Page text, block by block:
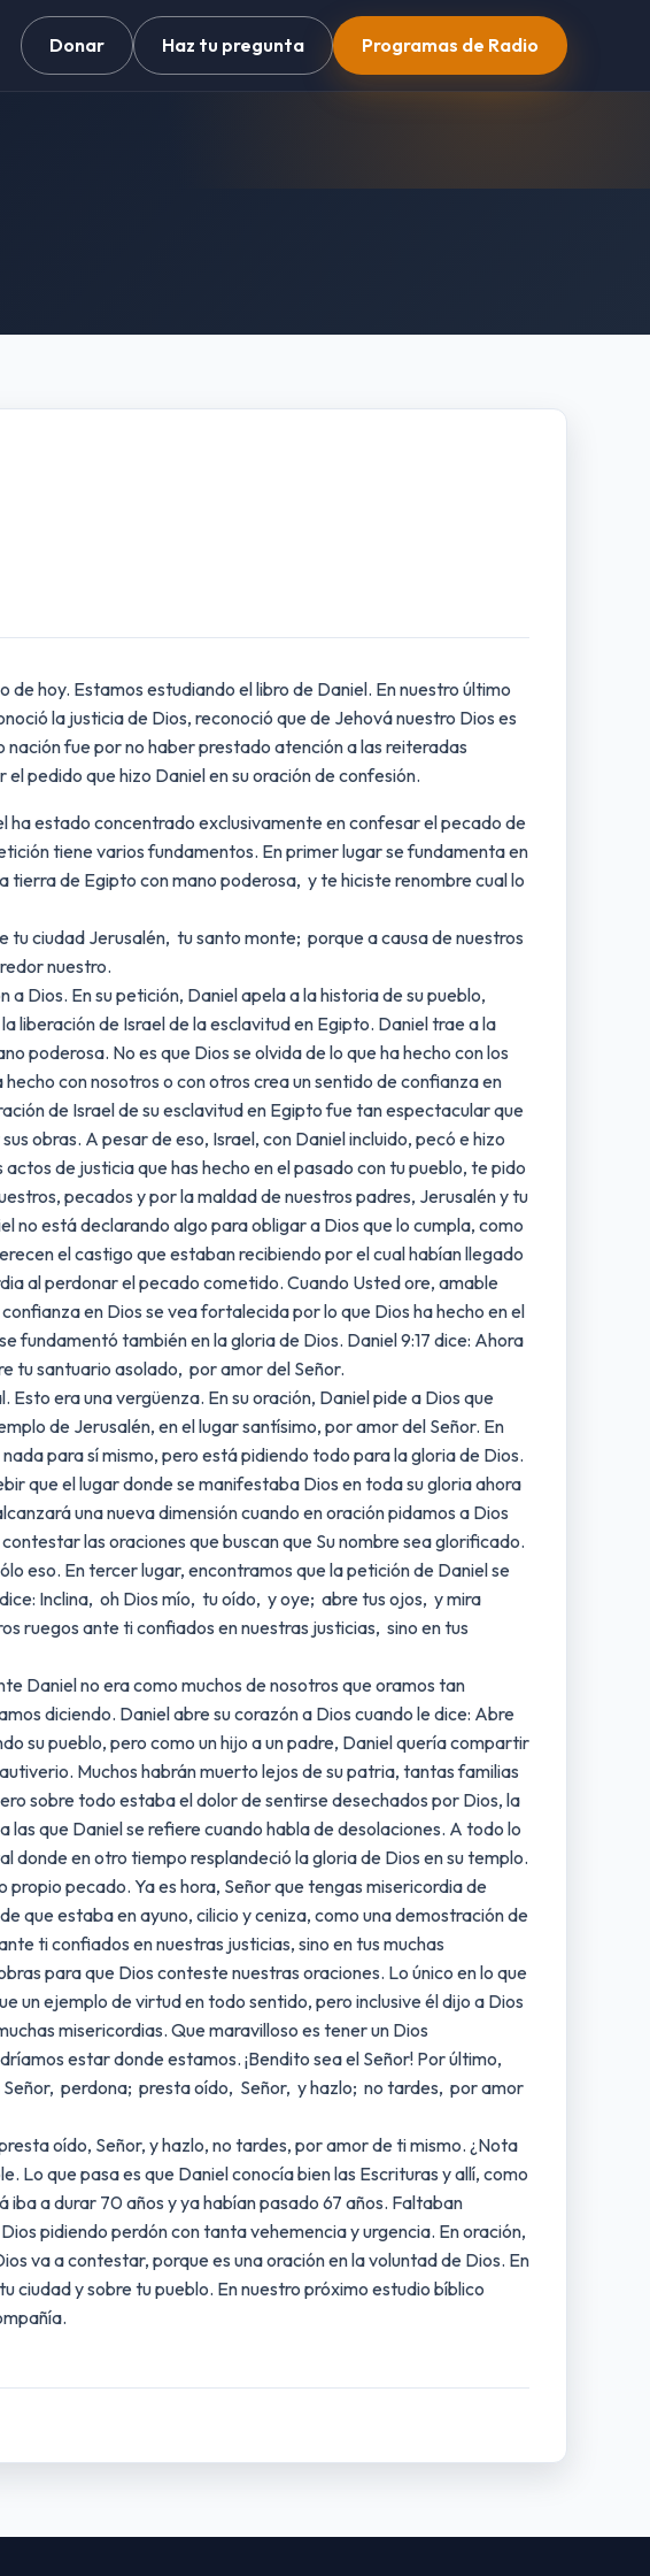
Donar Haz tu pregunta Programas de Radio
hoy. Estamos estudiando el libro de Daniel. En nuestro último
la justicia de Dios, reconoció que de Jehová nuestro Dios es
fue por no haber prestado atención a las reiteradas
pedido que hizo Daniel en su oración de confesión.
ha estado concentrado exclusivamente en confesar el pecado de
tiene varios fundamentos. En primer lugar se fundamenta en
tierra de Egipto con mano poderosa, y te hiciste renombre cual lo
ciudad Jerusalén, tu santo monte; porque a causa de nuestros
nuestro.
Dios. En su petición, Daniel apela a la historia de su pueblo,
liberación de Israel de la esclavitud en Egipto. Daniel trae a la
poderosa. No es que Dios se olvida de lo que ha hecho con los
con nosotros o con otros crea un sentido de confianza en
de Israel de su esclavitud en Egipto fue tan espectacular que
obras. A pesar de eso, Israel, con Daniel incluido, pecó e hizo
de justicia que has hecho en el pasado con tu pueblo, te pido
pecados y por la maldad de nuestros padres, Jerusalén y tu
no está declarando algo para obligar a Dios que lo cumpla, como
el castigo que estaban recibiendo por el cual habían llegado
al perdonar el pecado cometido. Cuando Usted ore, amable
en Dios se vea fortalecida por lo que Dios ha hecho en el
fundamentó también en la gloria de Dios. Daniel 9:17 dice: Ahora
tu santuario asolado, por amor del Señor.
era una vergüenza. En su oración, Daniel pide a Dios que
de Jerusalén, en el lugar santísimo, por amor del Señor. En
para sí mismo, pero está pidiendo todo para la gloria de Dios.
que el lugar donde se manifestaba Dios en toda su gloria ahora
una nueva dimensión cuando en oración pidamos a Dios
las oraciones que buscan que Su nombre sea glorificado.
eso. En tercer lugar, encontramos que la petición de Daniel se
Inclina, oh Dios mío, tu oído, y oye; abre tus ojos, y mira
ruegos ante ti confiados en nuestras justicias, sino en tus
Daniel no era como muchos de nosotros que oramos tan
diciendo. Daniel abre su corazón a Dios cuando le dice: Abre
su pueblo, pero como un hijo a un padre, Daniel quería compartir
Muchos habrán muerto lejos de su patria, tantas familias
sobre todo estaba el dolor de sentirse desechados por Dios, la
que Daniel se refiere cuando habla de desolaciones. A todo lo
donde en otro tiempo resplandeció la gloria de Dios en su templo.
propio pecado. Ya es hora, Señor que tengas misericordia de
que estaba en ayuno, cilicio y ceniza, como una demostración de
ti confiados en nuestras justicias, sino en tus muchas
para que Dios conteste nuestras oraciones. Lo único en lo que
un ejemplo de virtud en todo sentido, pero inclusive él dijo a Dios
misericordias. Que maravilloso es tener un Dios
estar donde estamos. ¡Bendito sea el Señor! Por último,
Señor, perdona; presta oído, Señor, y hazlo; no tardes, por amor
oído, Señor, y hazlo, no tardes, por amor de ti mismo. ¿Nota
Lo que pasa es que Daniel conocía bien las Escrituras y allí, como
a durar 70 años y ya habían pasado 67 años. Faltaban
pidiendo perdón con tanta vehemencia y urgencia. En oración,
va a contestar, porque es una oración en la voluntad de Dios. En
ciudad y sobre tu pueblo. En nuestro próximo estudio bíblico